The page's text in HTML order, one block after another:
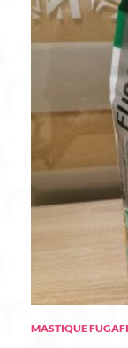
MASTIQUE